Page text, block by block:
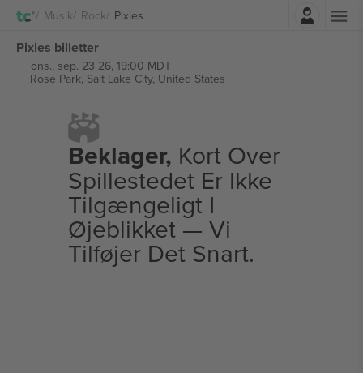
Musik Rock Pixies
Pixies billetter
ons., sep. 23 26, 19:00 MDT
Rose Park, Salt Lake City, United States
Beklager, Kort Over
Spillestedet Er Ikke
Tilgængeligt I
Øjeblikket — Vi
Tilføjer Det Snart.